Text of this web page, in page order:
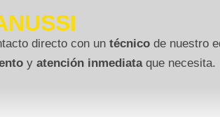
directo con un técnico de nuestro
y atención inmediataque necesita.